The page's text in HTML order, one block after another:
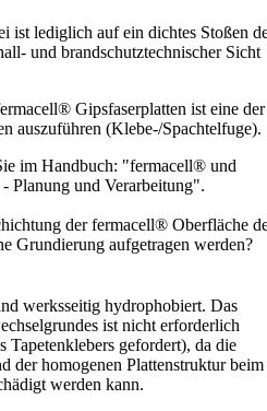
ist lediglich auf ein dichtes Stoßen
und brandschutztechnischer Sicht
Gipsfaserplatten ist eine der
auszuführen (Klebe-/Spachtelfuge).
im Handbuch: "fermacell® und
Planung und Verarbeitung".
der fermacell® Oberfläche
Grundierung aufgetragen werden?
werksseitig hydrophobiert. Das
ist nicht erforderlich
Tapetenklebers gefordert), da die
der homogenen Plattenstruktur beim
werden kann.